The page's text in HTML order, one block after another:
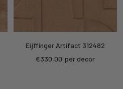
Eijffinger Artifact 312482
Kortings
€330,00 per decor